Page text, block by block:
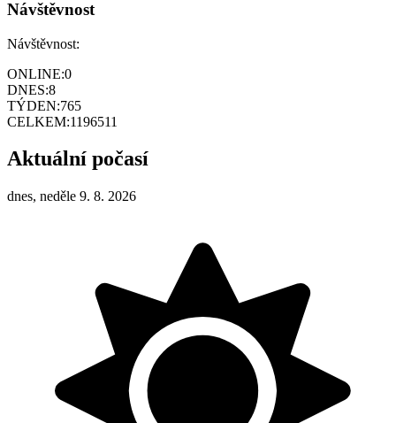
Návštěvnost
Návštěvnost:
ONLINE:0
DNES:8
TÝDEN:765
CELKEM:1196511
Aktuální počasí
dnes, neděle 9. 8. 2026